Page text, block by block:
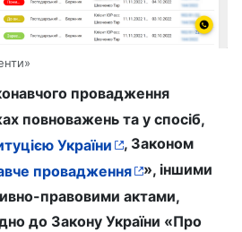
провадження
повноважень та у спосіб,
України
, Законом
провадження
», іншими
правовими актами,
до Закону України «Про